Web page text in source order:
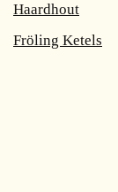
Haardhout
Fröling Ketels